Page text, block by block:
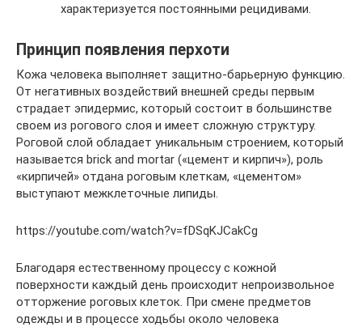
характеризуется постоянными рецидивами.
Принцип появления перхоти
Кожа человека выполняет защитно-барьерную функцию.
От негативных воздействий внешней среды первым
страдает эпидермис, который состоит в большинстве
своем из рогового слоя и имеет сложную структуру.
Роговой слой обладает уникальным строением, который
называется briсk and mortar («цемент и кирпич»), роль
«кирпичей» отдана роговым клеткам, «цементом»
выступают межклеточные липиды.
https://youtube.com/watch?v=fDSqKJCakCg
Благодаря естественному процессу с кожной
поверхности каждый день происходит непроизвольное
отторжение роговых клеток. При смене предметов
одежды и в процессе ходьбы около человека